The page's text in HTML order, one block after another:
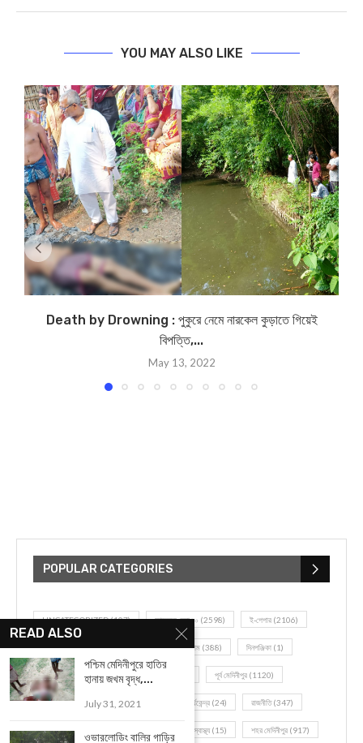
YOU MAY ALSO LIKE
Death by Drowning : পুকুরে নেমে নারকেল কুড়াতে গিয়েই
বিপত্তি,...
May 13, 2022
POPULAR CATEGORIES
UNCATEGORIZED(107) আজকের সেরা ১০ (2598) ই-পেপার (2106)
খেলাধূলো(5) জেলার খবর(602) ঝাড়গ্রাম (388) দিনপঞ্জিকা (1)
দৈনিক রাশিফল (819) পশ্চিম মেদিনীপুর পূর্ব মেদিনীপুর (1120)
বন্যপ্রাণ(4) বিনোদন(3) ভ্রমণ এবং তীর্থকেন্দ্র (24) রাজনীতি(347)
রান্না-রেসিপী লাইফ স্টাইল শরীর স্বাস্থ্য (15) শহর মেদিনীপুর (917)
READ ALSO
পশ্চিম মেদিনীপুরে হাতির
হানায় জখম বৃদ্ধ,...
July 31, 2021
ওভারলোডিং বালির গাড়ির